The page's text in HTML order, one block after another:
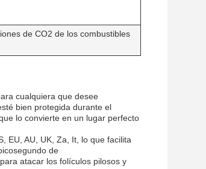
de CO2 de los combustibles
cualquiera que desee
bien protegida durante el
lo convierte en un lugar perfecto
EU, AU, UK, Za, It, lo que facilita
de
atacar los folículos pilosos y